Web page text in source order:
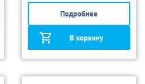
Подробнее
В корзину